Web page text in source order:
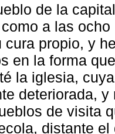
de la
a las
cura propio, y
en la forma
la iglesia,
deteriorada,
de visita
distante